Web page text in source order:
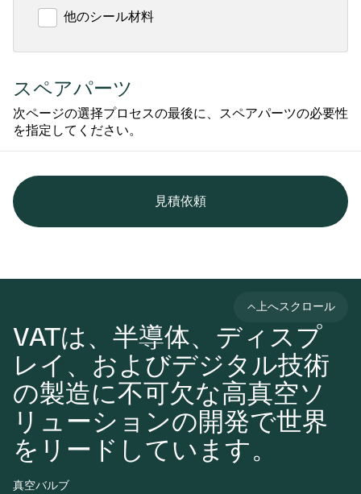
他のシール材料
スペアパーツ
次ページの選择プロセスの最後に、スペアパーツの必要性
を指定してください。
見積依頼
VATは、半導体、ディスプ
レイ、およびデジタル技術
の製造に不可欠な高真空ソ
リューションの開発で世界
をリードしています。
上へスクロール
真空バルブ